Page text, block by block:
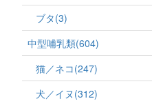
ブタ(3)
中型哺乳類(604)
猫／ネコ(247)
犬／イヌ(312)